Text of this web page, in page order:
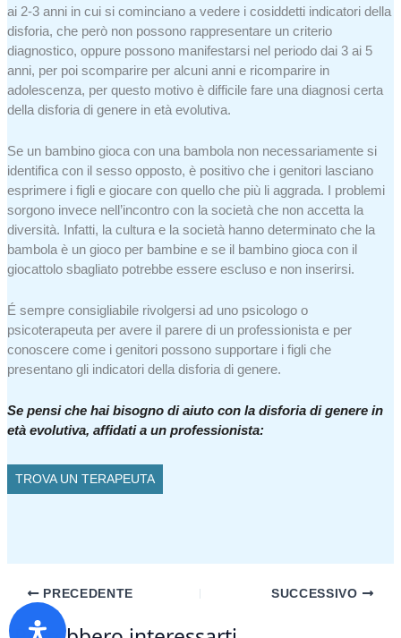
ai 2-3 anni in cui si cominciano a vedere i cosiddetti indicatori della
disforia, che però non possono rappresentare un criterio
diagnostico, oppure possono manifestarsi nel periodo dai 3 ai 5
anni, per poi scomparire per alcuni anni e ricomparire in
adolescenza, per questo motivo è difficile fare una diagnosi certa
della disforia di genere in età evolutiva.
Se un bambino gioca con una bambola non necessariamente si
identifica con il sesso opposto, è positivo che i genitori lasciano
esprimere i figli e giocare con quello che più li aggrada. I problemi
sorgono invece nell’incontro con la società che non accetta la
diversità. Infatti, la cultura e la società hanno determinato che la
bambola è un gioco per bambine e se il bambino gioca con il
giocattolo sbagliato potrebbe essere escluso e non inserirsi.
É sempre consigliabile rivolgersi ad uno psicologo o
psicoterapeuta per avere il parere di un professionista e per
conoscere come i genitori possono supportare i figli che
presentano gli indicatori della disforia di genere.
Se pensi che hai bisogno di aiuto con la disforia di genere in
età evolutiva, affidati a un professionista:
TROVA UN TERAPEUTA
PRECEDENTE SUCCESSIVO